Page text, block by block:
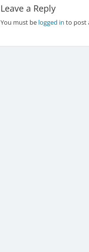
Leave a Reply
You must be logged in to post